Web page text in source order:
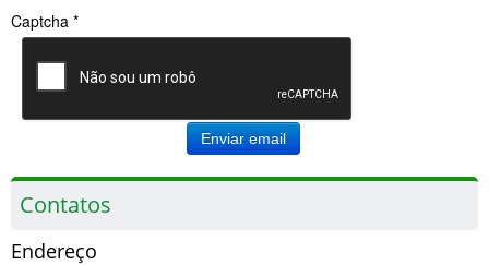
Captcha *
Enviar email
Contatos
Endereço